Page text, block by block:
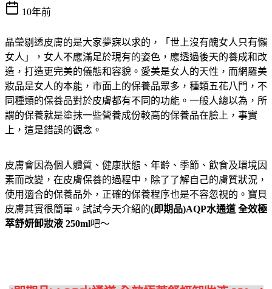
10年前
晶瑩剔透皮膚的是大家夢寐以求的，「世上沒有醜女人只有懶
女人」，女人不應滿足於現有的姿色，應透過後天的養成和改
造，打造更完美的儀態和容貌。愛美是女人的天性，而網羅美
妝品是女人的本能，市面上的保養品眾多，種類五花八門，不
同種類的保養品對於皮膚都有不同的功能。一般人總以為，所
謂的保養就是塗抹一些營養成份較高的保養品在臉上，事實
上，這是錯誤的觀念。
皮膚會因為個人體質、健康狀態、年齡、季節、飲食及環境因
素而改變，在皮膚保養的過程中，除了了解自己的膚質狀況，
使用適合的保養品外，正確的保養程序也是不容忽視的。寶貝
皮膚其實很簡單。試試今天介紹的(即期品)AQP水通道 全效極
萃舒妍卸妝液 250ml吧～